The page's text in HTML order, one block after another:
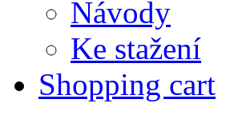
Návody
Ke stažení
Shopping cart